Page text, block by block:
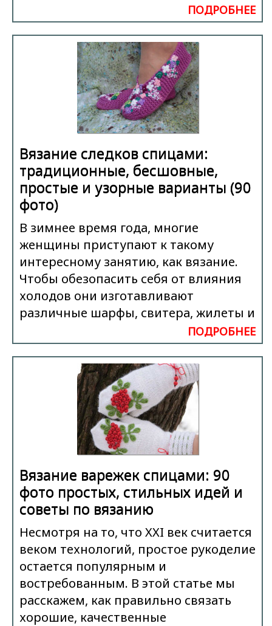
ПОДРОБНЕЕ
Вязание следков спицами:
традиционные, бесшовные,
простые и узорные варианты (90
фото)
В зимнее время года, многие
женщины приступают к такому
интересному занятию, как вязание.
Чтобы обезопасить себя от влияния
холодов они изготавливают
различные шарфы, свитера, жилеты и
ПОДРОБНЕЕ
Вязание варежек спицами: 90
фото простых, стильных идей и
советы по вязанию
Несмотря на то, что XXI век считается
веком технологий, простое рукоделие
остается популярным и
востребованным. В этой статье мы
расскажем, как правильно связать
хорошие, качественные